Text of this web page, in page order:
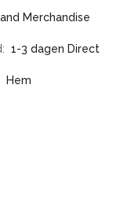
Merchandise
1-3 dagen Direct
Hem